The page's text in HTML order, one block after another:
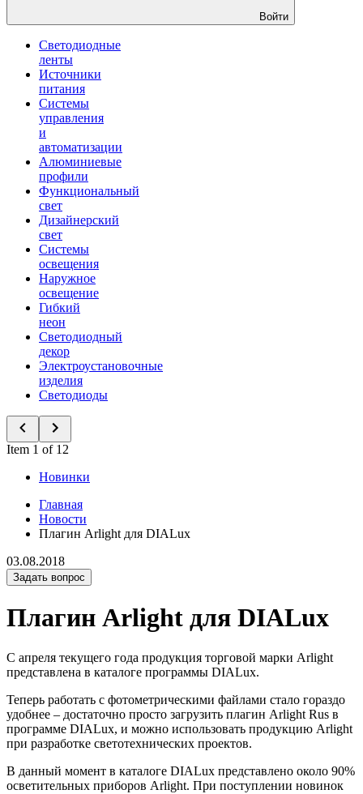
Войти
Светодиодные
ленты
Источники
питания
Системы
управления
и
автоматизации
Алюминиевые
профили
Функциональный
свет
Дизайнерский
свет
Системы
освещения
Наружное
освещение
Гибкий
неон
Светодиодный
декор
Электроустановочные
изделия
Светодиоды
Item 1 of 12
Новинки
Главная
Новости
Плагин Arlight для DIALux
03.08.2018
Задать вопрос
Плагин Arlight для DIALux
С апреля текущего года продукция торговой марки Arlight
представлена в каталоге программы DIALux.
Теперь работать с фотометрическими файлами стало гораздо
удобнее – достаточно просто загрузить плагин Arlight Rus в
программе DIALux, и можно использовать продукцию Arlight
при разработке светотехнических проектов.
В данный момент в каталоге DIALux представлено около 90%
осветительных приборов Arlight. При поступлении новинок